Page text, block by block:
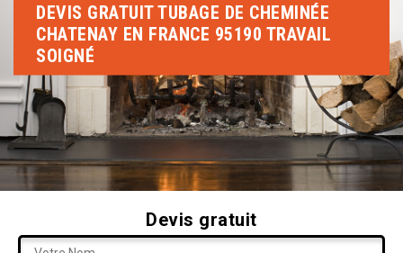
DEVIS GRATUIT TUBAGE DE CHEMINÉE
CHATENAY EN FRANCE 95190 TRAVAIL
SOIGNÉ
Devis gratuit